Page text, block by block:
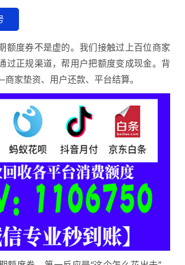
额度券不是虚的。我们接触过上百位商家
过正规渠道，帮用户把额度变成现金。背
家垫资、用户还款、平台结算。